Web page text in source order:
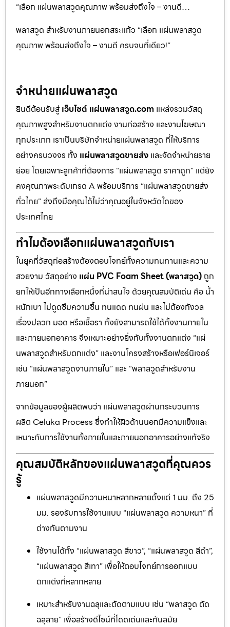
“เลือก แผ่นพลาสวูดคุณภาพ พร้อมส่งถึงใจ – งานดี…
พลาสวูด สำหรับงานภายนอกสระแก้ว “เลือก แผ่นพลาสวูด
คุณภาพ พร้อมส่งถึงใจ – งานดี ครบจบที่เดียว!”
จำหน่ายแผ่นพลาสวูด
ยินดีต้อนรับสู่ เว็บไซต์ แผ่นพลาสวูด.com แหล่งรวมวัสดุ
คุณภาพสูงสำหรับงานตกแต่ง งานก่อสร้าง และงานโฆษณา
ทุกประเภท เราเป็นบริษัทจำหน่ายแผ่นพลาสวูด ที่ให้บริการ
อย่างครบวงจร ทั้ง แผ่นพลาสวูดขายส่ง และจัดจำหน่ายราย
ย่อย โดยเฉพาะลูกค้าที่ต้องการ “แผ่นพลาสวูด ราคาถูก” แต่ยัง
คงคุณภาพระดับเกรด A พร้อมบริการ “แผ่นพลาสวูดขายส่ง
ทั่วไทย” ส่งถึงมือคุณได้ไม่ว่าคุณอยู่ในจังหวัดใดของ
ประเทศไทย
ทำไมต้องเลือกแผ่นพลาสวูดกับเรา
ในยุคที่วัสดุก่อสร้างต้องตอบโจทย์ทั้งความทนทานและความ
สวยงาม วัสดุอย่าง แผ่น PVC Foam Sheet (พลาสวูด) ถูก
ยกให้เป็นอีกทางเลือกหนึ่งที่น่าสนใจ ด้วยคุณสมบัติเด่น คือ น้ำ
หนักเบา ไม่ดูดซึมความชื้น ทนแดด ทนฝน และไม่ต้องกังวล
เรื่องปลวก มอด หรือเชื้อรา ทั้งยังสามารถใช้ได้ทั้งงานภายใน
และภายนอกอาคาร จึงเหมาะอย่างยิ่งกับทั้งงานตกแต่ง “แผ่
นพลาสวูดสำหรับตกแต่ง” และงานโครงสร้างหรือเฟอร์นิเจอร์
เช่น “แผ่นพลาสวูดงานภายใน” และ “พลาสวูดสำหรับงาน
ภายนอก”
จากข้อมูลของผู้ผลิตพบว่า แผ่นพลาสวูดผ่านกระบวนการ
ผลิต Celuka Process ซึ่งทำให้ผิวด้านนอกมีความแข็งและ
เหมาะกับการใช้งานทั้งภายในและภายนอกอาคารอย่างแท้จริง
คุณสมบัติหลักของแผ่นพลาสวูดที่คุณควร
รู้
แผ่นพลาสวูดมีความหนาหลากหลายตั้งแต่ 1 มม. ถึง 25
มม. รองรับการใช้งานแบบ “แผ่นพลาสวูด ความหนา” ที่
ต่างกันตามงาน
ใช้งานได้ทั้ง “แผ่นพลาสวูด สีขาว”, “แผ่นพลาสวูด สีดำ”,
“แผ่นพลาสวูด สีเทา” เพื่อให้ตอบโจทย์การออกแบบ
ตกแต่งที่หลากหลาย
เหมาะสำหรับงานฉลุและตัดตามแบบ เช่น “พลาสวูด ตัด
ฉลุลาย” เพื่อสร้างดีไซน์ที่โดดเด่นและทันสมัย